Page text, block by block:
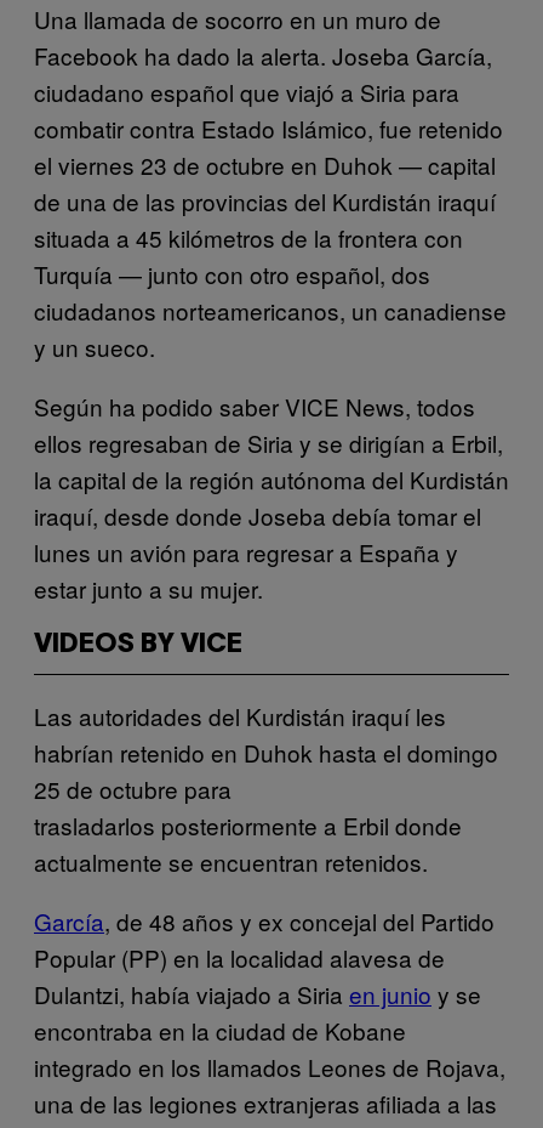
Una llamada de socorro en un muro de
Facebook ha dado la alerta. Joseba García,
ciudadano español que viajó a Siria para
combatir contra Estado Islámico, fue retenido
el viernes 23 de octubre en Duhok — capital
de una de las provincias del Kurdistán iraquí
situada a 45 kilómetros de la frontera con
Turquía — junto con otro español, dos
ciudadanos norteamericanos, un canadiense
y un sueco.
Según ha podido saber VICE News, todos
ellos regresaban de Siria y se dirigían a Erbil,
la capital de la región autónoma del Kurdistán
iraquí, desde donde Joseba debía tomar el
lunes un avión para regresar a España y
estar junto a su mujer.
VIDEOS BY VICE
Las autoridades del Kurdistán iraquí les
habrían retenido en Duhok hasta el domingo
25 de octubre para
trasladarlos posteriormente a Erbil donde
actualmente se encuentran retenidos.
García, de 48 años y ex concejal del Partido
Popular (PP) en la localidad alavesa de
Dulantzi, había viajado a Siria en junio y se
encontraba en la ciudad de Kobane
integrado en los llamados Leones de Rojava,
una de las legiones extranjeras afiliada a las